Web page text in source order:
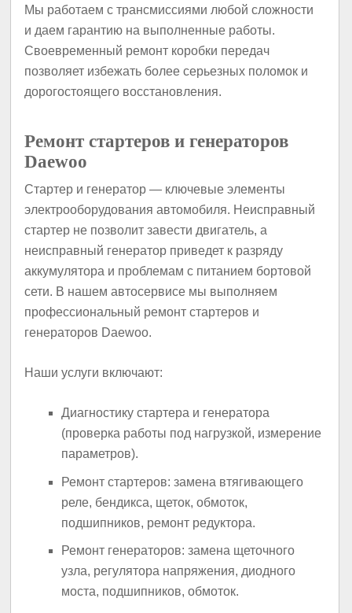
Мы работаем с трансмиссиями любой сложности
и даем гарантию на выполненные работы.
Своевременный ремонт коробки передач
позволяет избежать более серьезных поломок и
дорогостоящего восстановления.
Ремонт стартеров и генераторов
Daewoo
Стартер и генератор — ключевые элементы
электрооборудования автомобиля. Неисправный
стартер не позволит завести двигатель, а
неисправный генератор приведет к разряду
аккумулятора и проблемам с питанием бортовой
сети. В нашем автосервисе мы выполняем
профессиональный ремонт стартеров и
генераторов Daewoo.
Наши услуги включают:
Диагностику стартера и генератора
(проверка работы под нагрузкой, измерение
параметров).
Ремонт стартеров: замена втягивающего
реле, бендикса, щеток, обмоток,
подшипников, ремонт редуктора.
Ремонт генераторов: замена щеточного
узла, регулятора напряжения, диодного
моста, подшипников, обмоток.